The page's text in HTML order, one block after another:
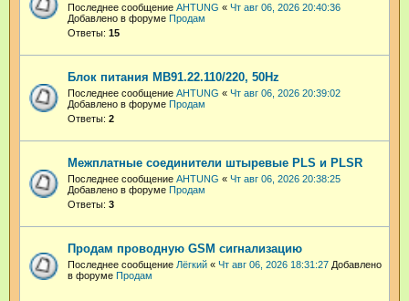
Последнее сообщение AHTUNG « Чт авг 06, 2026 20:40:36
Добавлено в форуме Продам
Ответы: 15
Блок питания МВ91.22.110/220, 50Hz
Последнее сообщение AHTUNG « Чт авг 06, 2026 20:39:02
Добавлено в форуме Продам
Ответы: 2
Межплатные соединители штыревые PLS и PLSR
Последнее сообщение AHTUNG « Чт авг 06, 2026 20:38:25
Добавлено в форуме Продам
Ответы: 3
Продам проводную GSM сигнализацию
Последнее сообщение Лёгкий « Чт авг 06, 2026 18:31:27 Добавлено
в форуме Продам